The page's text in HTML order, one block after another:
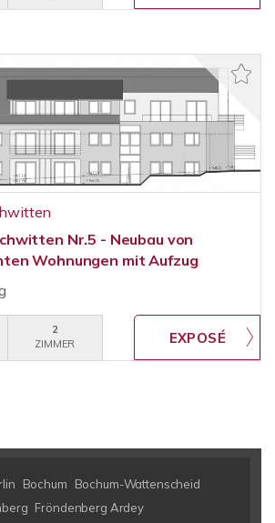
Nr.5 - Neubau von
Wohnungen mit Aufzug
2
ZIMMER
Bochum
Bochum-Wattenscheid
Fröndenberg Ardey